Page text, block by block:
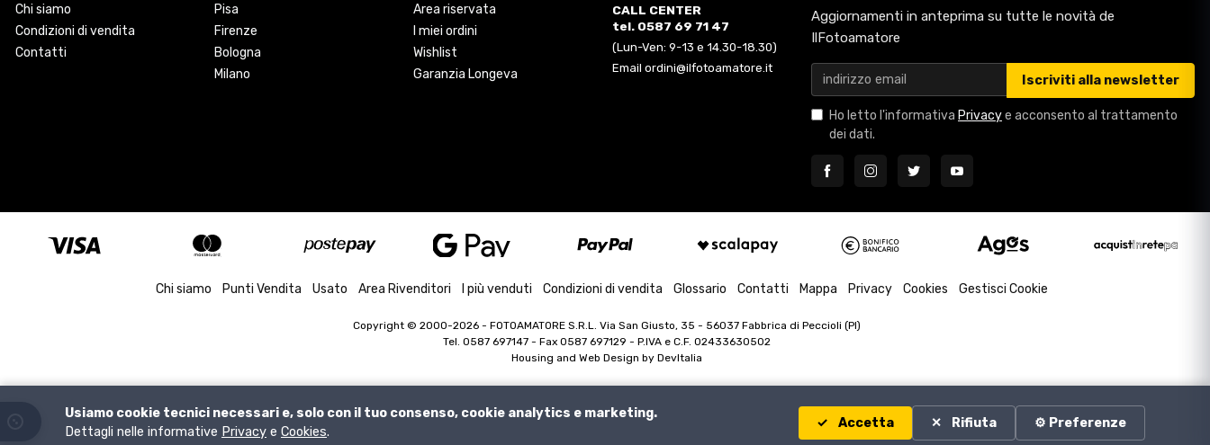
Chi siamo
Condizioni di vendita
Contatti
Pisa
Firenze
Bologna
Milano
Area riservata
I miei ordini
Wishlist
Garanzia Longeva
CALL CENTER
tel. 0587 69 71 47
(Lun-Ven: 9-13 e 14.30-18.30)
Email ordini@ilfotoamatore.it
Aggiornamenti in anteprima su tutte le novità de
IlFotoamatore
Iscriviti alla newsletter
Ho letto l'informativa Privacye acconsento al trattamento
dei dati.
Chi siamo Punti Vendita Usato Area Rivenditori I più venduti Condizioni di vendita Glossario Contatti Mappa Privacy Cookies Gestisci Cookie
Copyright © 2000-2026 - FOTOAMATORE S.R.L. Via San Giusto, 35 - 56037 Fabbrica di Peccioli (PI)
Tel. 0587 697147 - Fax 0587 697129 - P.IVA e C.F. 02433630502
Housing and Web Design by DevItalia
Usiamo cookie tecnici necessari e, solo con il tuo consenso, cookie analytics e marketing.
Dettagli nelle informative Privacy e Cookies.
Accetta Rifiuta ⚙️ Preferenze